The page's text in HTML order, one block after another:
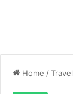
Home /Travel